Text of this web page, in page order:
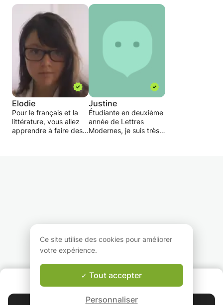
Elodie
Pour le français et la
littérature, vous allez
apprendre à faire des
différentes notes dans
une musique et savoir
les différents temps et
Justine
Étudiante en deuxième
année de Lettres
Modernes, je suis très
Garantie Le-Bon-Prof
Ce site utilise des cookies pour améliorer
votre expérience.
Tout accepter
Personnaliser